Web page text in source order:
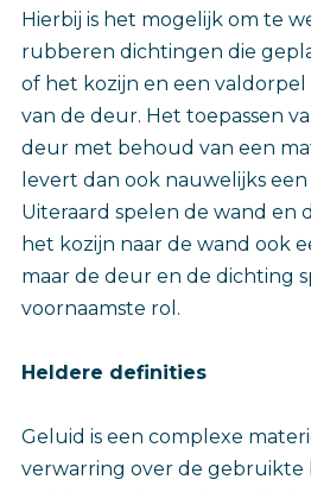
Hierbij is het mogelijk om te
rubberen dichtingen die
of het kozijn en een valdorpel
van de deur. Het toepassen
deur met behoud van een
levert dan ook nauwelijks
Uiteraard spelen de wand en
het kozijn naar de wand ook
maar de deur en de dichting
voornaamste rol.
Heldere definities
Geluid is een complexe
verwarring over de gebruikte